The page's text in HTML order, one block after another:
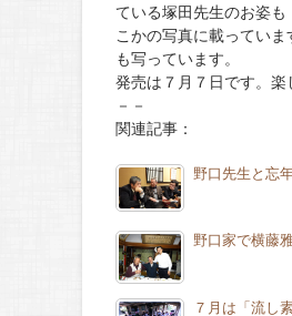
ている塚田先生のお姿も
こかの写真に載っていま
も写っています。
発売は７月７日です。楽
－－
関連記事：
野口先生と忘
野口家で横藤
７月は「流し